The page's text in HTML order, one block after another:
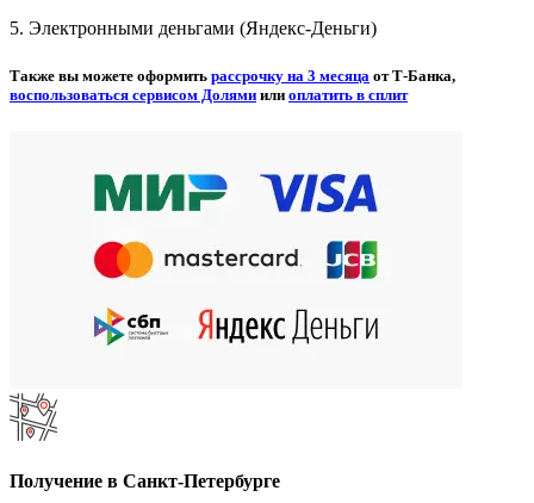
5. Электронными деньгами (Яндекс-Деньги)
Также вы можете оформить рассрочку на 3 месяца от Т-Банка,
воспользоваться сервисом Долями или оплатить в сплит
Получение в Санкт-Петербурге